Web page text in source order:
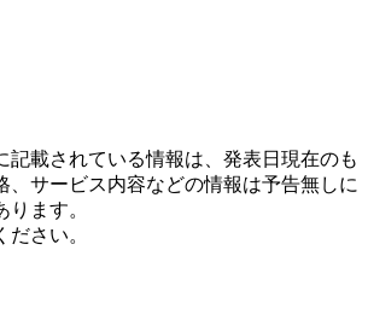
記載されている情報は、発表日現在のも
、サービス内容などの情報は予告無しに
ます。
さい。